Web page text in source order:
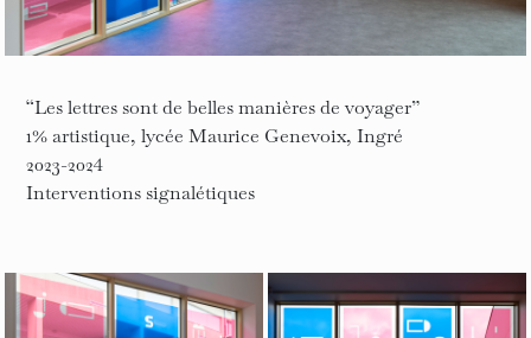
infos et contact
“Les lettres sont de belles manières de voyager”
1% artistique, lycée Maurice Genevoix, Ingré
2023-2024
Interventions signalétiques